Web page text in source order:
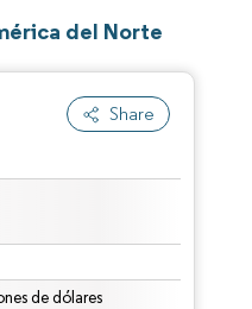
del Norte
Share
de dólares